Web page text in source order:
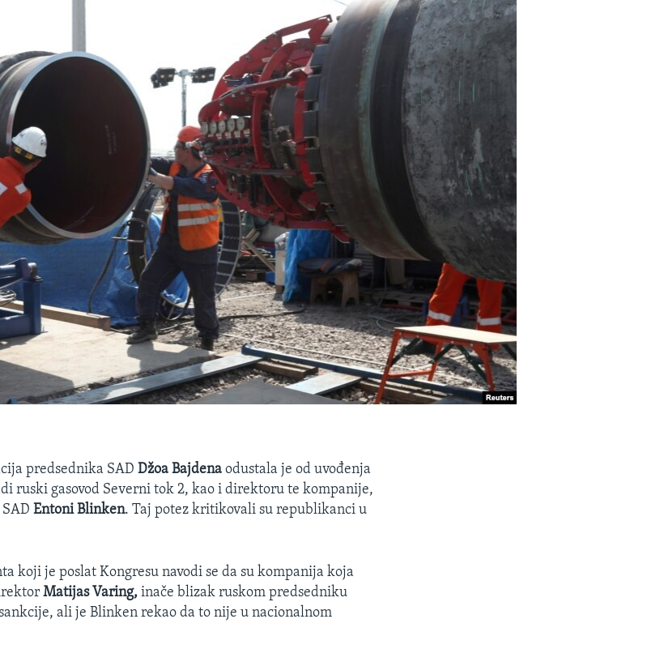
predsednika SADDžoa Bajdenaodustala je od uvođenja
ruski gasovod Severni tok 2, kao i direktoru te kompanije,
SADEntoni Blinken. Taj potez kritikovali su republikanci u
koji je poslat Kongresu navodi se da su kompanija koja
Matijas Varing, inače blizak ruskom predsedniku
ali je Blinken rekao da to nije u nacionalnom